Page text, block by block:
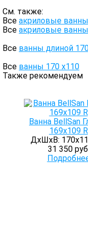
См. также:
Все акриловые
Все акриловые
Все ванны длиной
Все ванны 170 х110
Также рекомендуем
Ванна BellSan
169х109 R
ДхШхВ:
31 350